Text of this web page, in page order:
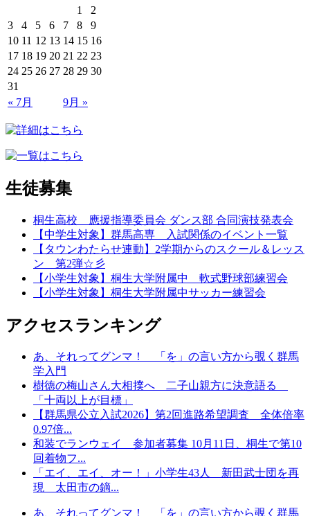
1
2
3
4 5 6 7 8
9
10 11 12 13 14 15 16
17 18 19 20 21 22 23
24 25 26 27 28 29 30
31
« 7月
9月 »
生徒募集
桐生高校 應援指導委員会 ダンス部 合同演技発表会
【中学生対象】群馬高専 入試関係のイベント一覧
【タウンわたらせ連動】2学期からのスクール＆レッス
ン 第2弾☆彡
【小学生対象】桐生大学附属中 軟式野球部練習会
【小学生対象】桐生大学附属中サッカー練習会
アクセスランキング
あ、それってグンマ！ 「を」の言い方から覗く群馬
学入門
樹徳の梅山さん大相撲へ 二子山親方に決意語る
「十両以上が目標」
【群馬県公立入試2026】第2回進路希望調査 全体倍率
0.97倍...
和装でランウェイ 参加者募集 10月11日、桐生で第10
回着物フ...
「エイ、エイ、オー！」小学生43人 新田武士団を再
現 太田市の鏑...
あ、それってグンマ！ 「を」の言い方から覗く群馬